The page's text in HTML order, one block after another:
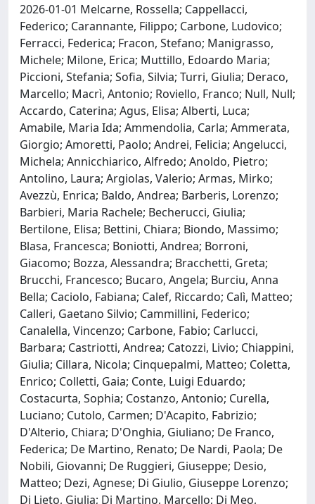
2026-01-01 Melcarne, Rossella; Cappellacci,
Federico; Carannante, Filippo; Carbone, Ludovico;
Ferracci, Federica; Fracon, Stefano; Manigrasso,
Michele; Milone, Erica; Muttillo, Edoardo Maria;
Piccioni, Stefania; Sofia, Silvia; Turri, Giulia; Deraco,
Marcello; Macrì, Antonio; Roviello, Franco; Null, Null;
Accardo, Caterina; Agus, Elisa; Alberti, Luca;
Amabile, Maria Ida; Ammendolia, Carla; Ammerata,
Giorgio; Amoretti, Paolo; Andrei, Felicia; Angelucci,
Michela; Annicchiarico, Alfredo; Anoldo, Pietro;
Antolino, Laura; Argiolas, Valerio; Armas, Mirko;
Avezzù, Enrica; Baldo, Andrea; Barberis, Lorenzo;
Barbieri, Maria Rachele; Becherucci, Giulia;
Bertilone, Elisa; Bettini, Chiara; Biondo, Massimo;
Blasa, Francesca; Boniotti, Andrea; Borroni,
Giacomo; Bozza, Alessandra; Bracchetti, Greta;
Brucchi, Francesco; Bucaro, Angela; Burciu, Anna
Bella; Caciolo, Fabiana; Calef, Riccardo; Calì, Matteo;
Calleri, Gaetano Silvio; Cammillini, Federico;
Canalella, Vincenzo; Carbone, Fabio; Carlucci,
Barbara; Castriotti, Andrea; Catozzi, Livio; Chiappini,
Giulia; Cillara, Nicola; Cinquepalmi, Matteo; Coletta,
Enrico; Colletti, Gaia; Conte, Luigi Eduardo;
Costacurta, Sophia; Costanzo, Antonio; Curella,
Luciano; Cutolo, Carmen; D'Acapito, Fabrizio;
D'Alterio, Chiara; D'Onghia, Giuliano; De Franco,
Federica; De Martino, Renato; De Nardi, Paola; De
Nobili, Giovanni; De Ruggieri, Giuseppe; Desio,
Matteo; Dezi, Agnese; Di Giulio, Giuseppe Lorenzo;
Di Lieto, Giulia; Di Martino, Marcello; Di Meo,